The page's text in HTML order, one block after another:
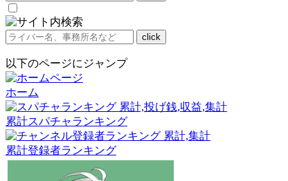
以下のページにジャンプ
ホーム
累計スパチャランキング
累計登録者ランキング